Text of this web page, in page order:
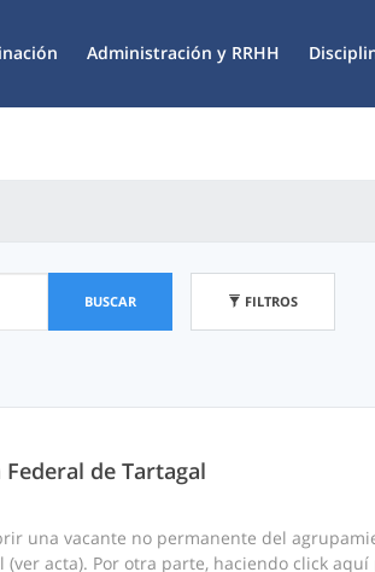
Administración y RRHH
BUSCAR FILTROS
de Tartagal
una vacante no permanente del
acta). Por otra parte, haciendo click